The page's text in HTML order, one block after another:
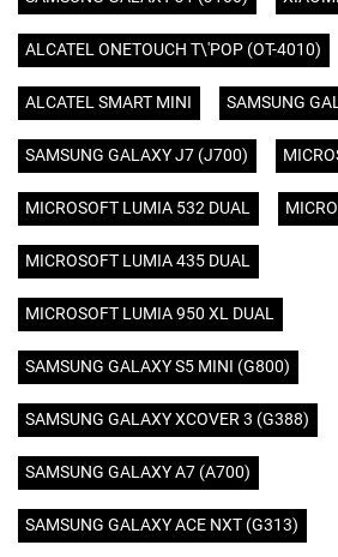
ALCATEL ONETOUCH T\'POP (OT-4010)
ALCATEL SMART MINI SAMSUNG
SAMSUNG GALAXY J7 (J700)
MICROSOFT LUMIA 532 DUAL
MICROSOFT LUMIA 435 DUAL
MICROSOFT LUMIA 950 XL DUAL
SAMSUNG GALAXY S5 MINI (G800)
SAMSUNG GALAXY XCOVER 3 (G388)
SAMSUNG GALAXY A7 (A700)
SAMSUNG GALAXY ACE NXT (G313)